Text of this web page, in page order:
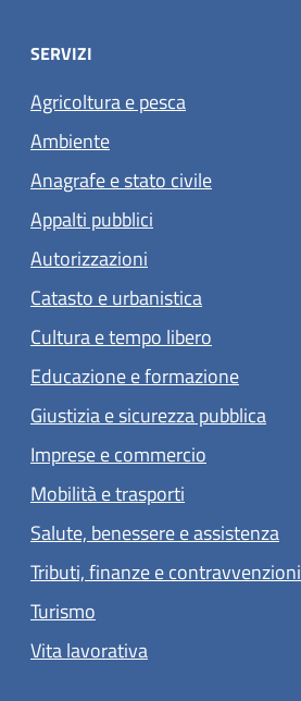
SERVIZI
Agricoltura e pesca
Ambiente
Anagrafe e stato civile
Appalti pubblici
Autorizzazioni
Catasto e urbanistica
Cultura e tempo libero
Educazione e formazione
Giustizia e sicurezza pubblica
Imprese e commercio
Mobilità e trasporti
Salute, benessere e assistenza
Tributi, finanze e contravvenzioni
Turismo
Vita lavorativa